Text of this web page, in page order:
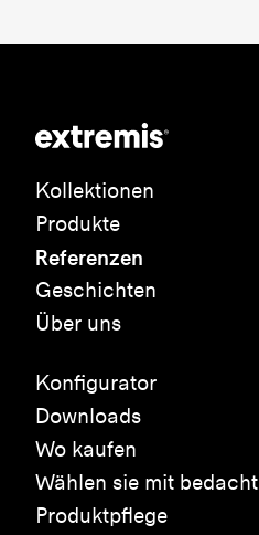
Kollektionen
Produkte
Referenzen
Geschichten
Über uns
Konfigurator
Downloads
Wo kaufen
Wählen sie mit bedacht
Produktpflege